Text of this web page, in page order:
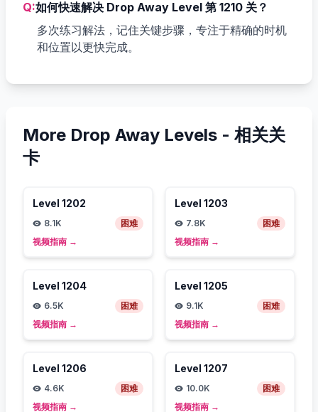
Q:如何快速解决 Drop Away Level 第 1210 关？
多次练习解法，记住关键步骤，专注于精确的时机
和位置以更快完成。
More Drop Away Levels - 相关关
卡
Level 1202
8.1K
困难
视频指南 →
Level 1203
7.8K
困难
视频指南 →
Level 1204
6.5K
困难
视频指南 →
Level 1205
9.1K
困难
视频指南 →
Level 1206
4.6K
困难
视频指南 →
Level 1207
10.0K
困难
视频指南 →